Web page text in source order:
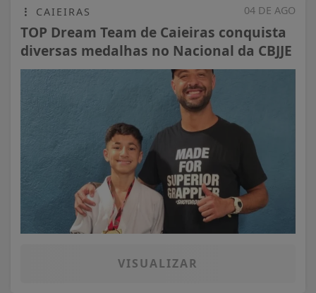
04 DE AGO
CAIEIRAS
TOP Dream Team de Caieiras conquista
diversas medalhas no Nacional da CBJJE
VISUALIZAR